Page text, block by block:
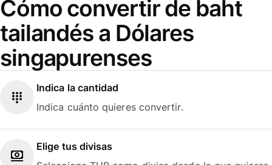
Cómo convertir de baht
tailandés a Dólares
singapurenses
Indica la cantidad
Indica cuánto quieres convertir.
Elige tus divisas